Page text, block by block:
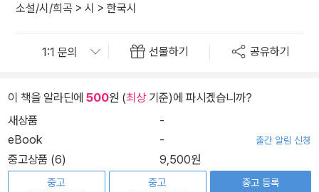
소설/시/희곡 > 시 > 한국시
선물하기 공유하기
이 책을 알라딘에 500원 (최상기준)에 파시겠습니까?
새상품
-
eBook
- 출간 알림 신청
중고상품 (6) 9,500원
중고
중고
중고 등록